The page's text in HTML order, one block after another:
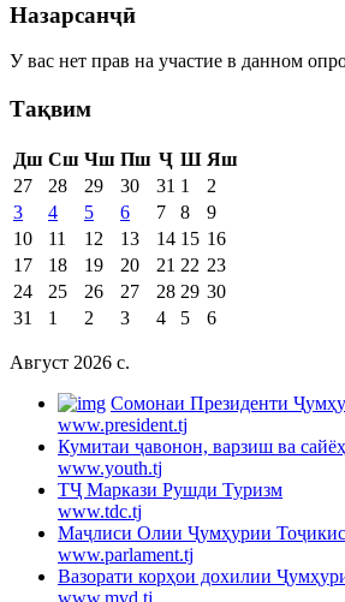
Назарсанҷӣ
У вас нет прав на участие в данном
Тақвим
Дш Сш Чш Пш Ҷ Ш Яш
27
28 29 30 31 1
2
3
4 5 6 7 8
9
10
11 12 13 14 15 16
17
18 19 20 21 22 23
24
25 26 27 28 29 30
31
1 2 3 4 5 6
Август 2026 c.
Cомонаи Президенти
www.president.tj
Кумитаи ҷавонон, варзиш ва
www.youth.tj
ТҶ Маркази Рушди Туризм
www.tdc.tj
Маҷлиси Олии Ҷумҳурии
www.parlament.tj
Вазорати корҳои дохилии
www.mvd.tj